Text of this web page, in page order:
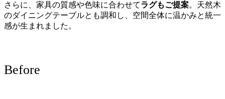
さらに、家具の質感や色味に合わせてラグもご提案。天然木
のダイニングテーブルとも調和し、空間全体に温かみと統一
感が生まれました。
Before